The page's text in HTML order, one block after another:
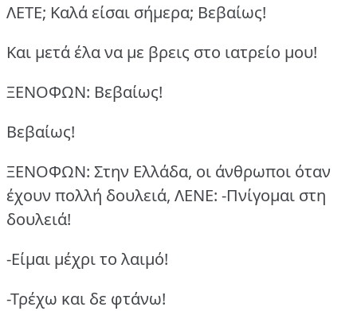
ΛΕΤΕ; Καλά είσαι σήμερα; Βεβαίως!
Και μετά έλα να με βρεις στο ιατρείο μου!
ΞΕΝΟΦΩΝ: Βεβαίως!
Βεβαίως!
ΞΕΝΟΦΩΝ: Στην Ελλάδα, οι άνθρωποι όταν
έχουν πολλή δουλειά, ΛΕΝΕ: -Πνίγομαι στη
δουλειά!
-Είμαι μέχρι το λαιμό!
-Τρέχω και δε φτάνω!